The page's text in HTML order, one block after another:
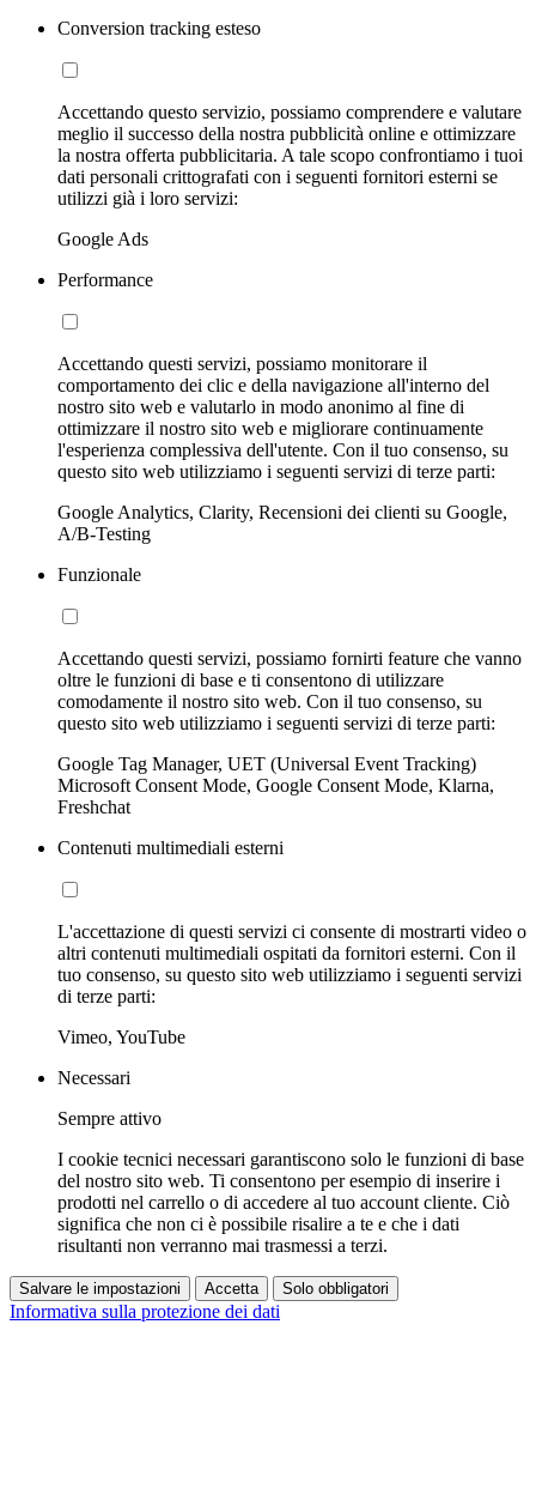
Conversion tracking esteso
Accettando questo servizio, possiamo comprendere e valutare
meglio il successo della nostra pubblicità online e ottimizzare
la nostra offerta pubblicitaria. A tale scopo confrontiamo i tuoi
dati personali crittografati con i seguenti fornitori esterni se
utilizzi già i loro servizi:
Google Ads
Performance
Accettando questi servizi, possiamo monitorare il
comportamento dei clic e della navigazione all'interno del
nostro sito web e valutarlo in modo anonimo al fine di
ottimizzare il nostro sito web e migliorare continuamente
l'esperienza complessiva dell'utente. Con il tuo consenso, su
questo sito web utilizziamo i seguenti servizi di terze parti:
Google Analytics, Clarity, Recensioni dei clienti su Google,
A/B-Testing
Funzionale
Accettando questi servizi, possiamo fornirti feature che vanno
oltre le funzioni di base e ti consentono di utilizzare
comodamente il nostro sito web. Con il tuo consenso, su
questo sito web utilizziamo i seguenti servizi di terze parti:
Google Tag Manager, UET (Universal Event Tracking)
Microsoft Consent Mode, Google Consent Mode, Klarna,
Freshchat
Contenuti multimediali esterni
L'accettazione di questi servizi ci consente di mostrarti video o
altri contenuti multimediali ospitati da fornitori esterni. Con il
tuo consenso, su questo sito web utilizziamo i seguenti servizi
di terze parti:
Vimeo, YouTube
Necessari
Sempre attivo
I cookie tecnici necessari garantiscono solo le funzioni di base
del nostro sito web. Ti consentono per esempio di inserire i
prodotti nel carrello o di accedere al tuo account cliente. Ciò
significa che non ci è possibile risalire a te e che i dati
risultanti non verranno mai trasmessi a terzi.
Salvare le impostazioni Accetta Solo obbligatori
Informativa sulla protezione dei dati